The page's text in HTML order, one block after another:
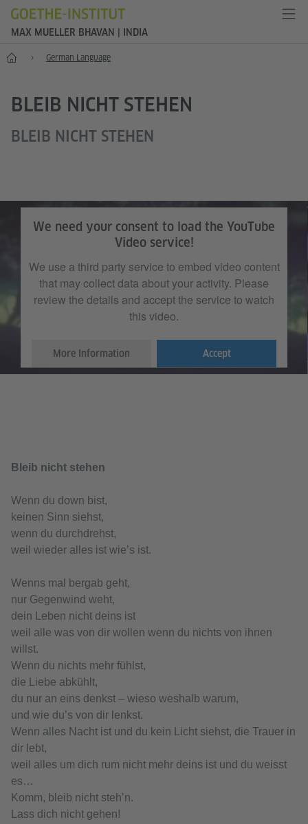
MAX MUELLER BHAVAN | INDIA
Home German Language
BLEIB NICHT STEHEN
BLEIB NICHT STEHEN
We need your consent to load the YouTube
Video service!
We use a third party service to embed video content
that may collect data about your activity. Please
review the details and accept the service to watch
this video.
More Information Accept
Bleib nicht stehen
Wenn du down bist,
keinen Sinn siehst,
wenn du durchdrehst,
weil wieder alles ist wie’s ist.
Wenns mal bergab geht,
nur Gegenwind weht,
dein Leben nicht deins ist
weil alle was von dir wollen wenn du nichts von ihnen
willst.
Wenn du nichts mehr fühlst,
die Liebe abkühlt,
du nur an eins denkst – wieso weshalb warum,
und wie du’s von dir lenkst.
Wenn alles Nacht ist und du kein Licht siehst, die Trauer in
dir lebt,
weil alles um dich rum nicht mehr deins ist und du weisst
es…
Komm, bleib nicht steh’n.
Lass dich nicht gehen!